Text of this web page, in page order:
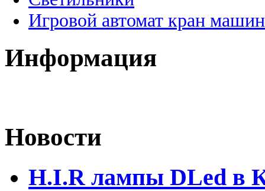
Игровой автомат кран
Информация
Новости
H.I.R лампы DLed в